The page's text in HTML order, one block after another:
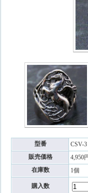
型番
CSV-3
販売価格
4,950
在庫数
1個
購入数